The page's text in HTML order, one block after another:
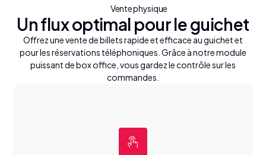
Vente physique
Un flux optimal pour le guichet
Offrez une vente de billets rapide et efficace au guichet et
pour les réservations téléphoniques. Grâce à notre module
puissant de box office, vous gardez le contrôle sur les
commandes.